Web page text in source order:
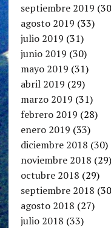
septiembre 2019
agosto 2019 (33)
julio 2019 (31)
junio 2019 (30)
mayo 2019 (31)
abril 2019 (29)
marzo 2019 (31)
febrero 2019 (28)
enero 2019 (33)
diciembre 2018 (30)
noviembre 2018 (29)
octubre 2018 (29)
septiembre 2018
agosto 2018 (27)
julio 2018 (33)